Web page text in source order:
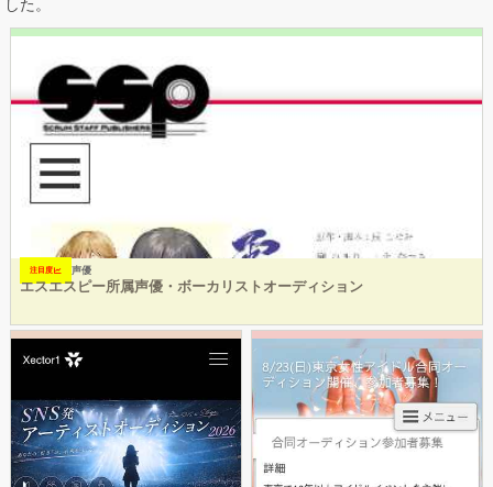
した。
注目度 声優
エスエスピー所属声優・ボーカリストオーディション